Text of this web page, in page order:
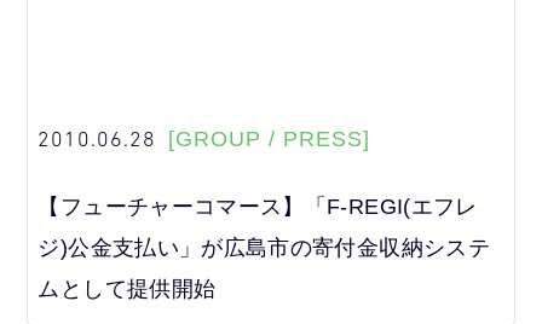
2010.06.28 [GROUP / PRESS]
【フューチャーコマース】「F-REGI(エフレ
ジ)公金支払い」が広島市の寄付金収納システ
ムとして提供開始